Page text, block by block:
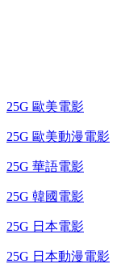
25G 歐美電影
25G 歐美動漫電影
25G 華語電影
25G 韓國電影
25G 日本電影
25G 日本動漫電影